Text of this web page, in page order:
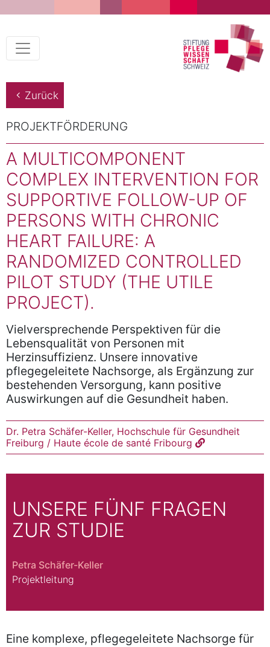
Zurück
PROJEKTFÖRDERUNG
A MULTICOMPONENT
COMPLEX INTERVENTION FOR
SUPPORTIVE FOLLOW-UP OF
PERSONS WITH CHRONIC
HEART FAILURE: A
RANDOMIZED CONTROLLED
PILOT STUDY (THE UTILE
PROJECT).
Vielversprechende Perspektiven für die
Lebensqualität von Personen mit
Herzinsuffizienz. Unsere innovative
pflegegeleitete Nachsorge, als Ergänzung zur
bestehenden Versorgung, kann positive
Auswirkungen auf die Gesundheit haben.
Dr. Petra Schäfer-Keller, Hochschule für Gesundheit
Freiburg / Haute école de santé Fribourg
UNSERE FÜNF FRAGEN
ZUR STUDIE
Petra Schäfer-Keller
Projektleitung
Eine komplexe, pflegegeleitete Nachsorge für